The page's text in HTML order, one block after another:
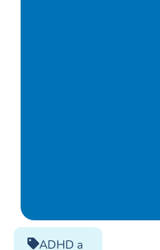
ADHD a